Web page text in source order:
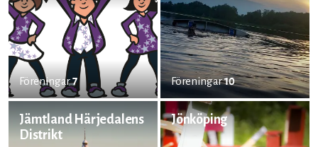
Föreningar7 Föreningar10
Jämtland Härjedalens
Distrikt
Jönköping